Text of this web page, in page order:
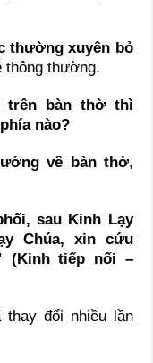
thường xuyên bỏ
thông thường.
trên bàn thờ thì
nào?
về bàn thờ,
sau Kinh Lạy
Chúa, xin cứu
(Kinh tiếp nối –
thay đổi nhiều lần